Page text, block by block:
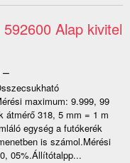
Alap kivitel
–
maximum: 9.999, 99
átmérő 318, 5 mm = 1 m
egység a futókerék
is számol.Mérési
05%.Állítótalpp...